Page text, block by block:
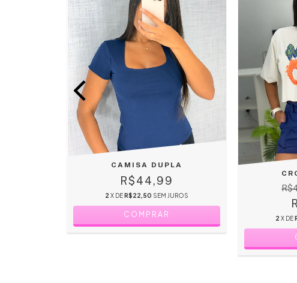
CAMISA DUPLA
R$44,99
2 X DE R$22,50 SEM JUROS
COMPRAR 2 X DE